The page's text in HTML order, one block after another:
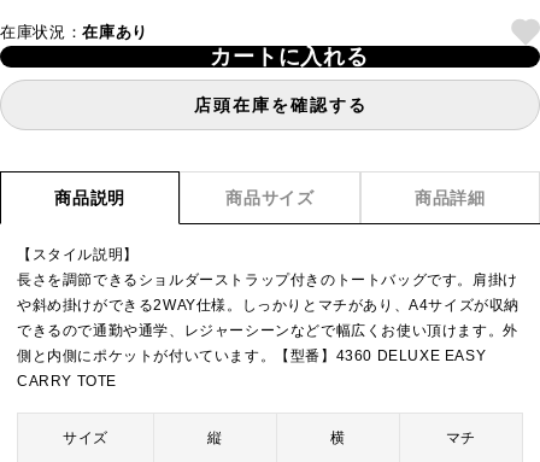
在庫状況：在庫あり
カートに入れる
店頭在庫を確認する
商品説明 商品サイズ 商品詳細
【スタイル説明】
長さを調節できるショルダーストラップ付きのトートバッグです。肩掛け
や斜め掛けができる2WAY仕様。しっかりとマチがあり、A4サイズが収納
できるので通勤や通学、レジャーシーンなどで幅広くお使い頂けます。外
側と内側にポケットが付いています。【型番】4360 DELUXE EASY
CARRY TOTE
サイズ 縦 横 マチ